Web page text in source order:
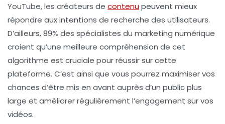
YouTube, les créateurs de contenupeuvent mieux
répondre auxintentions de recherche des utilisateurs.
D’ailleurs, 89% des spécialistes du marketing numérique
croient qu’une meilleure compréhension de cet
algorithme est cruciale pour réussir sur cette
plateforme. C’est ainsi que vous pourrez maximiser vos
chances d’être mis en avant auprès d’un public plus
large et améliorer régulièrement l’engagement sur vos
vidéos.